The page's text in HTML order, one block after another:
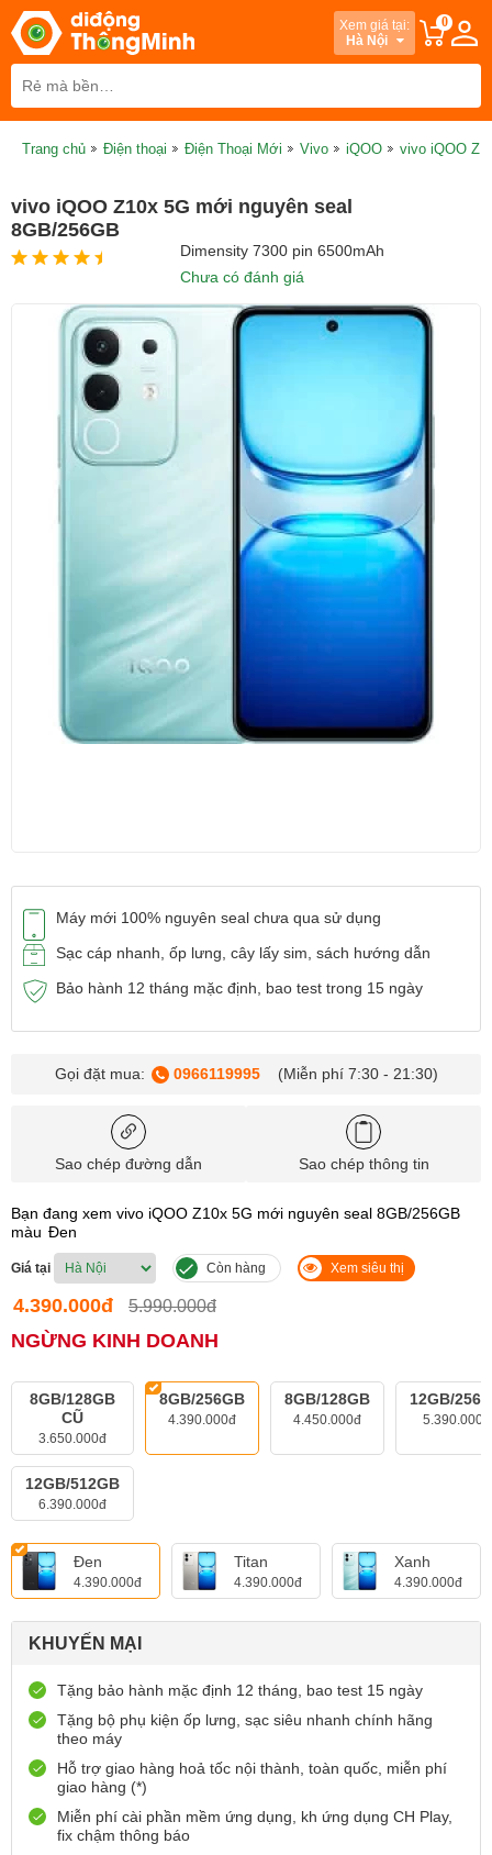
Xem giá tại:
Hà Nội
0
Trang chủ Điện thoại Điện Thoại Mới Vivo iQOO vivo iQOO
vivo iQOO Z10x 5G mới nguyên seal
8GB/256GB
Dimensity 7300 pin 6500mAh
Chưa có đánh giá
Máy mới 100% nguyên seal chưa qua sử dụng
Sạc cáp nhanh, ốp lưng, cây lấy sim, sách hướng dẫn
Bảo hành 12 tháng mặc định, bao test trong 15 ngày
Gọi đặt mua: 0966119995 (Miễn phí 7:30 - 21:30)
Sao chép đường dẫn Sao chép thông tin
Bạn đang xem vivo iQOO Z10x 5G mới nguyên seal 8GB/256GB
màu Đen
Giá tại Còn hàng Xem siêu thị
4.390.000đ 5.990.000đ
NGỪNG KINH DOANH
8GB/128GB
CŨ
3.650.000đ
8GB/256GB
4.390.000đ
8GB/128GB
4.450.000đ
12GB/
5.390.000đ
12GB/512GB
6.390.000đ
Đen
4.390.000đ
Titan
4.390.000đ
Xanh
4.390.000đ
KHUYẾN MẠI
Tặng bảo hành mặc định 12 tháng, bao test 15 ngày
Tặng bộ phụ kiện ốp lưng, sạc siêu nhanh chính hãng
theo máy
Hỗ trợ giao hàng hoả tốc nội thành, toàn quốc, miễn phí
giao hàng (*)
Miễn phí cài phần mềm ứng dụng, kh ứng dụng CH Play,
fix chậm thông báo